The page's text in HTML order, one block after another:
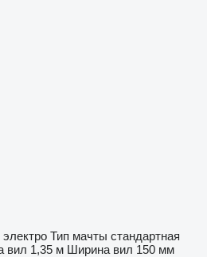
электро Тип мачты стандартная
вил 1,35 м Ширина вил 150 мм